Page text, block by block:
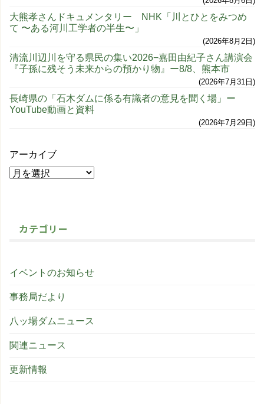
大熊孝さんドキュメンタリー NHK「川とひとをみつめ
て 〜ある河川工学者の半生〜」
2026年8月2日
清流川辺川を守る県民の集い2026−嘉田由紀子さん講演会
『子孫に残そう未来からの預かり物』ー8/8、熊本市
2026年7月31日
長崎県の「石木ダムに係る有識者の意見を聞く場」ー
YouTube動画と資料
2026年7月29日
アーカイブ
カテゴリー
イベントのお知らせ
事務局だより
八ッ場ダムニュース
関連ニュース
更新情報